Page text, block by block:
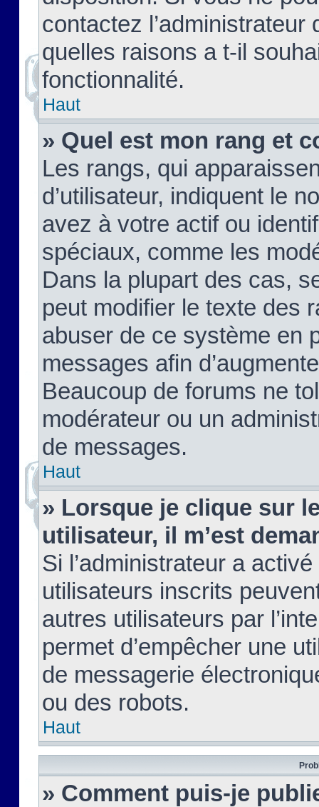
contactez
quelles raisons a t-il
fonctionnalité.
Haut
» Quel est mon rang et
Les rangs, qui
d’utilisateur, indiquent le
avez à votre actif ou
spéciaux, comme les
Dans la plupart des cas,
peut modifier le texte des
abuser de ce système en
messages afin
Beaucoup de forums ne
modérateur ou un
de messages.
Haut
» Lorsque je clique sur
utilisateur, il m’est
Si l’administrateur a
utilisateurs inscrits
autres utilisateurs par
permet d’empêcher une
de messagerie
ou des robots.
Haut
» Comment puis-je